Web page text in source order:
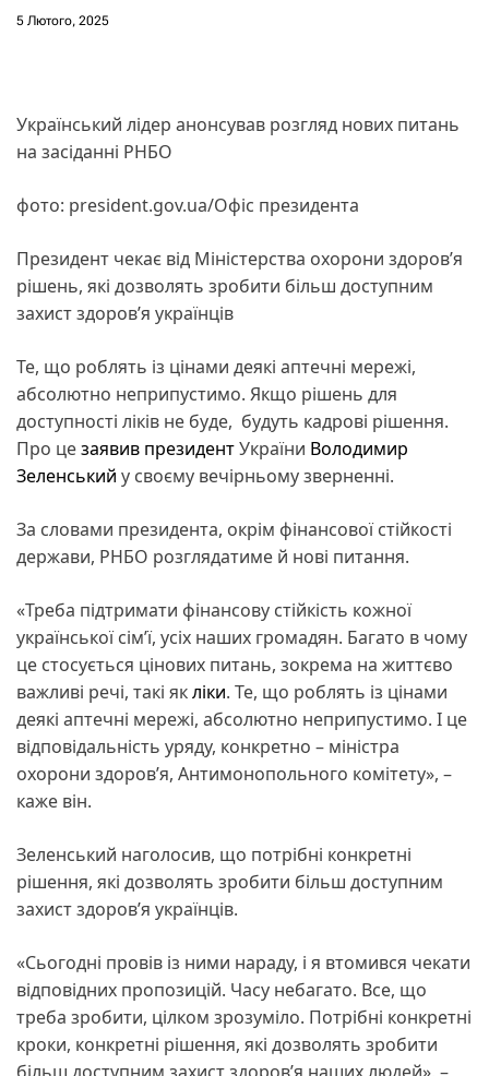
5 Лютого, 2025
Український лідер анонсував розгляд нових питань
на засіданні РНБО
фото: president.gov.ua/Офіс президента
Президент чекає від Міністерства охорони здоров’я
рішень, які дозволять зробити більш доступним
захист здоровʼя українців
Те, що роблять із цінами деякі аптечні мережі,
абсолютно неприпустимо. Якщо рішень для
доступності ліків не буде, будуть кадрові рішення.
Про цезаявив президентУкраїни Володимир
Зеленський у своєму вечірньому зверненні.
За словами президента, окрім фінансової стійкості
держави, РНБО розглядатиме й нові питання.
«Треба підтримати фінансову стійкість кожної
української сімʼї, усіх наших громадян. Багато в чому
це стосується цінових питань, зокрема на життєво
важливі речі, такі якліки. Те, що роблять із цінами
деякі аптечні мережі, абсолютно неприпустимо. І це
відповідальність уряду, конкретно – міністра
охорони здоровʼя, Антимонопольного комітету», –
каже він.
Зеленський наголосив, що потрібні конкретні
рішення, які дозволять зробити більш доступним
захист здоровʼя українців.
«Сьогодні провів із ними нараду, і я втомився чекати
відповідних пропозицій. Часу небагато. Все, що
треба зробити, цілком зрозуміло. Потрібні конкретні
кроки, конкретні рішення, які дозволять зробити